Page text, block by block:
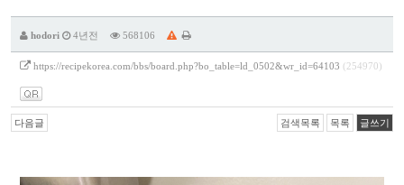
hodori 4년전 568106
https://recipekorea.com/bbs/board.php?bo_table=ld_0502&wr_id=64103 (254970)
다음글 검색목록 목록 글쓰기